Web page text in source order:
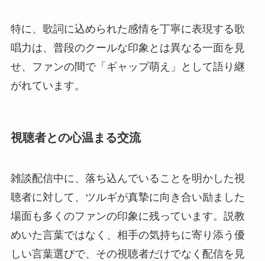
特に、歌詞に込められた感情を丁寧に表現する歌
唱力は、普段のクールな印象とは異なる一面を見
せ、ファンの間で「ギャップ萌え」として語り継
がれています。
視聴者との心温まる交流
雑談配信中に、落ち込んでいることを明かした視
聴者に対して、ツルギが真摯に向き合い励ました
場面も多くのファンの印象に残っています。説教
めいた言葉ではなく、相手の気持ちに寄り添う優
しい言葉選びで、その視聴者だけでなく配信を見